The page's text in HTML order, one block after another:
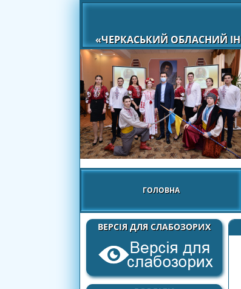
«ЧЕРКАСЬКИЙ ОБЛАСНИЙ
ГОЛОВНА
ВЕРСІЯ ДЛЯ СЛАБОЗОРИХ